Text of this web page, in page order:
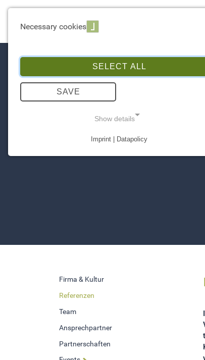
Firma & Kultur
Referenzen
Team
Ansprechpartner
Partnerschaften
Necessary cookies
SELECT ALL
SAVE
Show details
Imprint | Datapolicy